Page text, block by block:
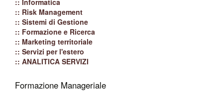
:: Risk Management
:: Sistemi di Gestione
:: Formazione e Ricerca
:: Marketing territoriale
:: Servizi per l'estero
:: ANALITICA SERVIZI
Formazione Manageriale